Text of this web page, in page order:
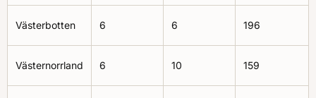
Västerbotten 6 6 196
Västernorrland 6 10 159